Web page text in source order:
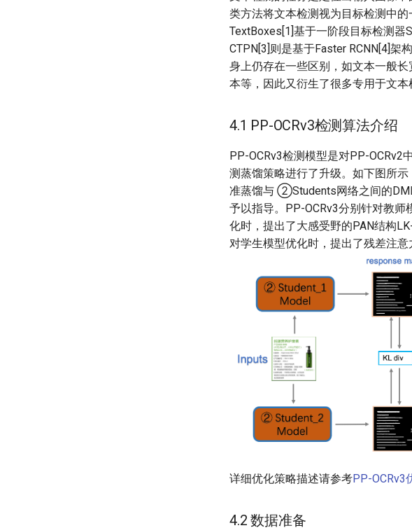
类方法将文本检测视为目标检测中
TextBoxes[1]基于一阶段目标检测器
CTPN[3]则是基于Faster RCNN[4]架
身上仍存在一些区别，如文本一般
本等，因此又衍生了很多专用于文本
4.1 PP-OCRv3检测算法介绍
PP-OCRv3检测模型是对PP-OCRv2
测蒸馏策略进行了升级。如下图所
准蒸馏与 ②Students网络之间的
予以指导。PP-OCRv3分别针对教
化时，提出了大感受野的PAN结构
对学生模型优化时，提出了残差注意
详细优化策略描述请参考PP-OCRv3
4.2 数据准备